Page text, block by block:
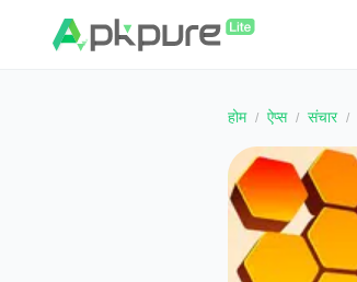
होम ऐप्स संचार